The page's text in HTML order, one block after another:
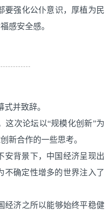
要强化公仆意识，厚植为民
感安全感。
并致辞。
这次论坛以“规模化创新”为
新合作的一些思考。
安背景下，中国经济呈现出
不确定性增多的世界注入了
经济之所以能够始终平稳健